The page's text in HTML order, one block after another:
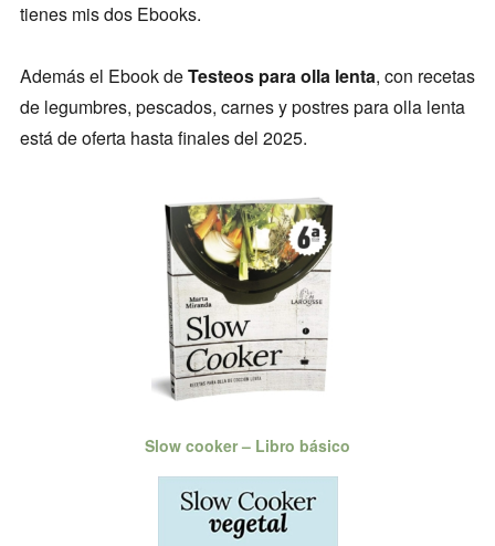
tienes mis dos Ebooks.
Además el Ebook deTesteos para olla lenta, con recetas
de legumbres, pescados, carnes y postres para olla lenta
está de oferta hasta finales del 2025.
Slow cooker – Libro básico